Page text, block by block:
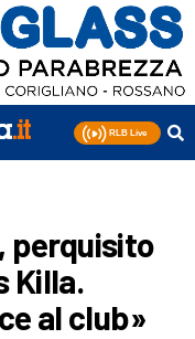
perquisito
Killa.
al club»